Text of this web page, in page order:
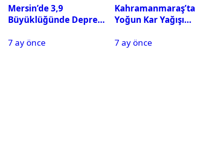
Mersin’de 3,9
Büyüklüğünde Deprem
7 ay önce
Kahramanmaraş’ta
Yoğun Kar Yağışı
Tatil
7 ay önce